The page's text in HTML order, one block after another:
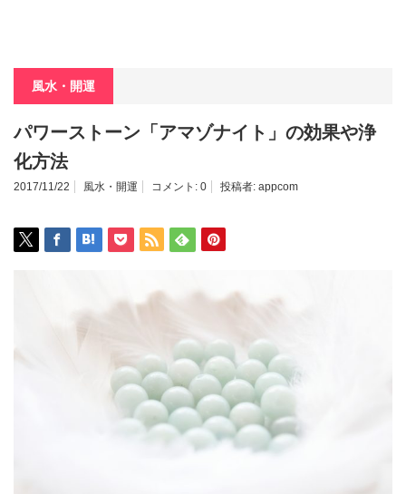
風水・開運
パワーストーン「アマゾナイト」の効果や浄
化方法
2017/11/22 風水・開運 コメント: 0 投稿者: appcom